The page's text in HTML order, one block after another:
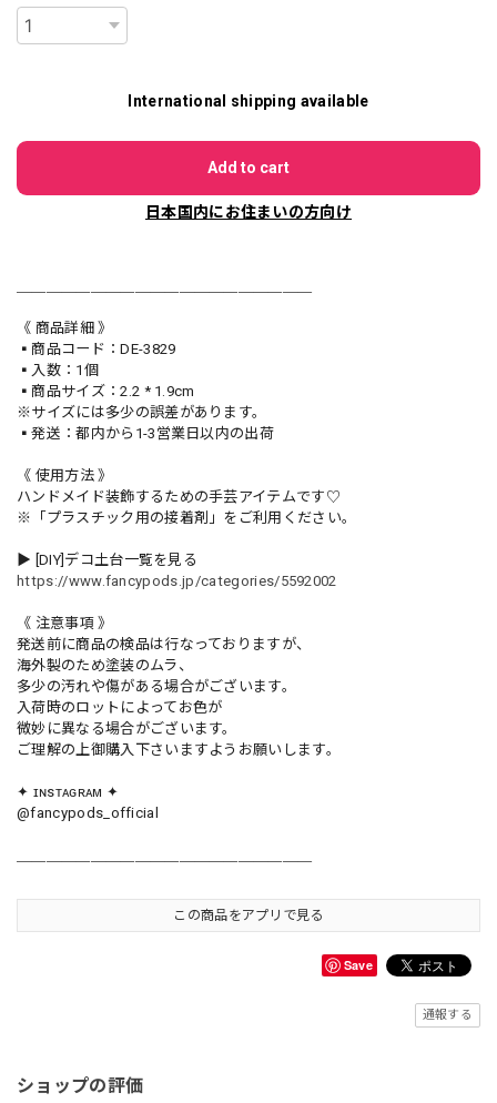
International shipping available
Add to cart
日本国内にお住まいの方向け
《 商品詳細 》
▪️商品コード：DE-3829
▪️入数：1個
▪️商品サイズ：2.2 * 1.9cm
※サイズには多少の誤差があります。
▪️発送：都内から1-3営業日以内の出荷
《 使用方法 》
ハンドメイド装飾するための手芸アイテムです♡
※「プラスチック用の接着剤」をご利用ください。
▶︎ [DIY]デコ土台一覧を見る
https://www.fancypods.jp/categories/5592002
《 注意事項 》
発送前に商品の検品は行なっておりますが、
海外製のため塗装のムラ、
多少の汚れや傷がある場合がございます。
入荷時のロットによってお色が
微妙に異なる場合がございます。
ご理解の上御購入下さいますようお願いします。
✦ ɪɴsᴛᴀɢʀᴀᴍ ✦
@fancypods_official
この商品をアプリで見る
Save
通報する
ショップの評価